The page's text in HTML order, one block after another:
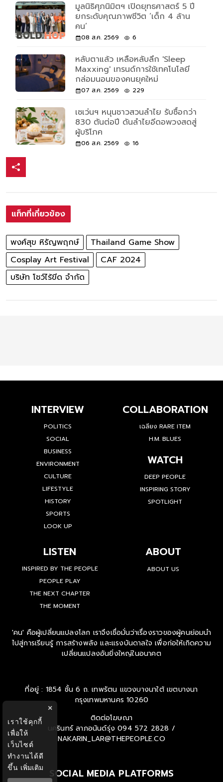
มูลนิธิศุภนิมิตฯ เปิดยุทธศาสตร์ 5 ปี
ยกระดับคุณภาพชีวิต ‘เด็ก 4 ล้าน
คน’
08 ส.ค. 2569 6
หลับตาแล้ว เหลือหลับลึก 'Sleep
Maxxing' เทรนด์การใช้เทคโนโลยี
กล่อมนอนของคนยุคใหม่
07 ส.ค. 2569 229
เซเว่นฯ หนุนชาวสวนลำไย รับซื้อกว่า
830 ตันต่อปี ดันลำไยอีดอพวงสดสู่
ผู้บริโภค
06 ส.ค. 2569 16
แท็กที่เกี่ยวข้อง
พงศ์สุข หิรัญพฤกษ์
Thailand Game Show
Cosplay Art Festival
CAF 2024
บริษัท โชว์ไร้ขีด จำกัด
INTERVIEW
POLITICS
SOCIAL
BUSINESS
ENVIRONMENT
CULTURE
LIFESTYLE
HISTORY
SPORTS
LOOK UP
COLLABORATION
เฉลียง RARE ITEM
H.M. BLUES
WATCH
DEEP PEOPLE
INSPIRING STORY
SPOTLIGHT
LISTEN
INSPIRED BY THE PEOPLE
PEOPLE PLAY
THE NEXT CHAPTER
THE MOMENT
ABOUT
ABOUT US
'คน' คือผู้เปลี่ยนแปลงโลก เราจึงเชื่อมั่นว่าเรื่องราวของผู้คนย่อมนำ
ไปสู่การเรียนรู้ การสร้างพลัง และแรงบันดาลใจ เพื่อก่อให้เกิดความ
เปลี่ยนแปลงอันยิ่งใหญ่ในอนาคต
ที่อยู่ : 1854 ชั้น 6 ถ. เทพรัตน แขวงบางนาใต้ เขตบางนา
กรุงเทพมหานคร 10260
ติดต่อโฆษณา
นครินทร์ ลาภอนันด์รุ่ง 094 572 2828 /
NAKARIN_LAR@THEPEOPLE.CO
SOCIAL MEDIA PLATFORMS
×
เราใช้คุกกี้
เพื่อให้
เว็บไซต์
ทำงานได้ดี
ขึ้น เพิ่มเติม